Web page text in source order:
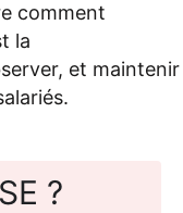
comment
la
, et maintenir
?